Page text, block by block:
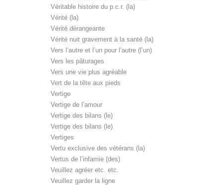
Véritable histoire du p.c.r. (la)
Vérité (la)
Vérité dérangeante
Vérité nuit gravement à la santé (la)
Vers l’autre et l’un pour l’autre (l’un)
Vers les pâturages
Vers une vie plus agréable
Vert de la tête aux pieds
Vertige
Vertige de l’amour
Vertige des bilans (le)
Vertige des bilans (le)
Vertiges
Vertu exclusive des vétérans (la)
Vertus de l’infamie (des)
Veuillez agréer etc. etc.
Veuillez garder la ligne